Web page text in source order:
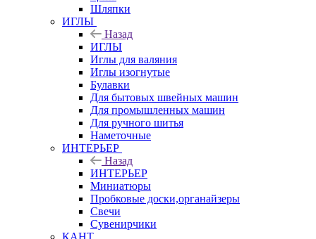
Шляпки
ИГЛЫ
Назад
ИГЛЫ
Иглы для валяния
Иглы изогнутые
Булавки
Для бытовых швейных машин
Для промышленных машин
Для ручного шитья
Наметочные
ИНТЕРЬЕР
Назад
ИНТЕРЬЕР
Миниатюры
Пробковые доски,органайзеры
Свечи
Сувенирчики
КАНТ